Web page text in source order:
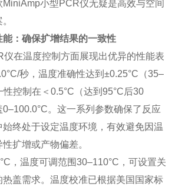
小型PCR仪无疑是高效与空间
：确保扩增结果的一致性
在温度控制方面展现出优异的性能表
秒，温度准确性达到±0.25°C（35–
控制在＜0.5°C（达到95°C后30
。这一系列参数确保了反应
终处于设定温度环境，有效避免因温
扩增或产物偏差。
，温度可调范围30–110°C，可设置关
盖需求。温度校准已根据美国国家标